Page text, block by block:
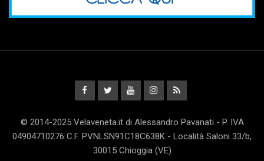
© 2014-2025 Velaveneta.it di Alessandro Pavanati - P. IVA
04904710276 C.F. PVNLSN91C18C638K - Località Saloni 33/b,
30015 Chioggia (VE)